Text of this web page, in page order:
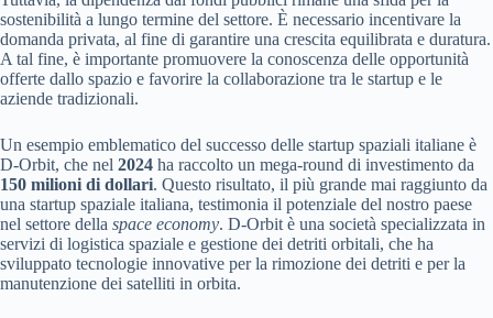
sostenibilità a lungo termine del settore. È necessario incentivare la
domanda privata, al fine di garantire una crescita equilibrata e duratura.
A tal fine, è importante promuovere la conoscenza delle opportunità
offerte dallo spazio e favorire la collaborazione tra le startup e le
aziende tradizionali.
Un esempio emblematico del successo delle startup spaziali italiane è
D-Orbit, che nel 2024 ha raccolto un mega-round di investimento da
150 milioni di dollari. Questo risultato, il più grande mai raggiunto da
una startup spaziale italiana, testimonia il potenziale del nostro paese
nel settore della space economy. D-Orbit è una società specializzata in
servizi di logistica spaziale e gestione dei detriti orbitali, che ha
sviluppato tecnologie innovative per la rimozione dei detriti e per la
manutenzione dei satelliti in orbita.